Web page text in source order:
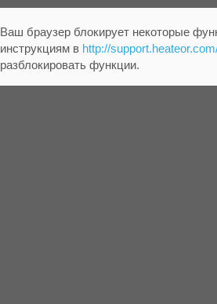
Ваш браузер блокирует некоторые
инструкциям в http://
разблокировать функции.